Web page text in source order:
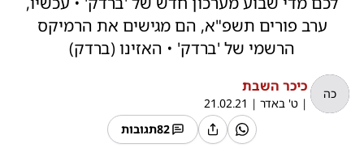
ערב פורים תשפ"א, הם מגישים את הרמיקס
הרשמי של 'ברדק' • האזינו (ברדק)
כה כיכר השבת
| ט' באדר |
21.02.21
82תגובות